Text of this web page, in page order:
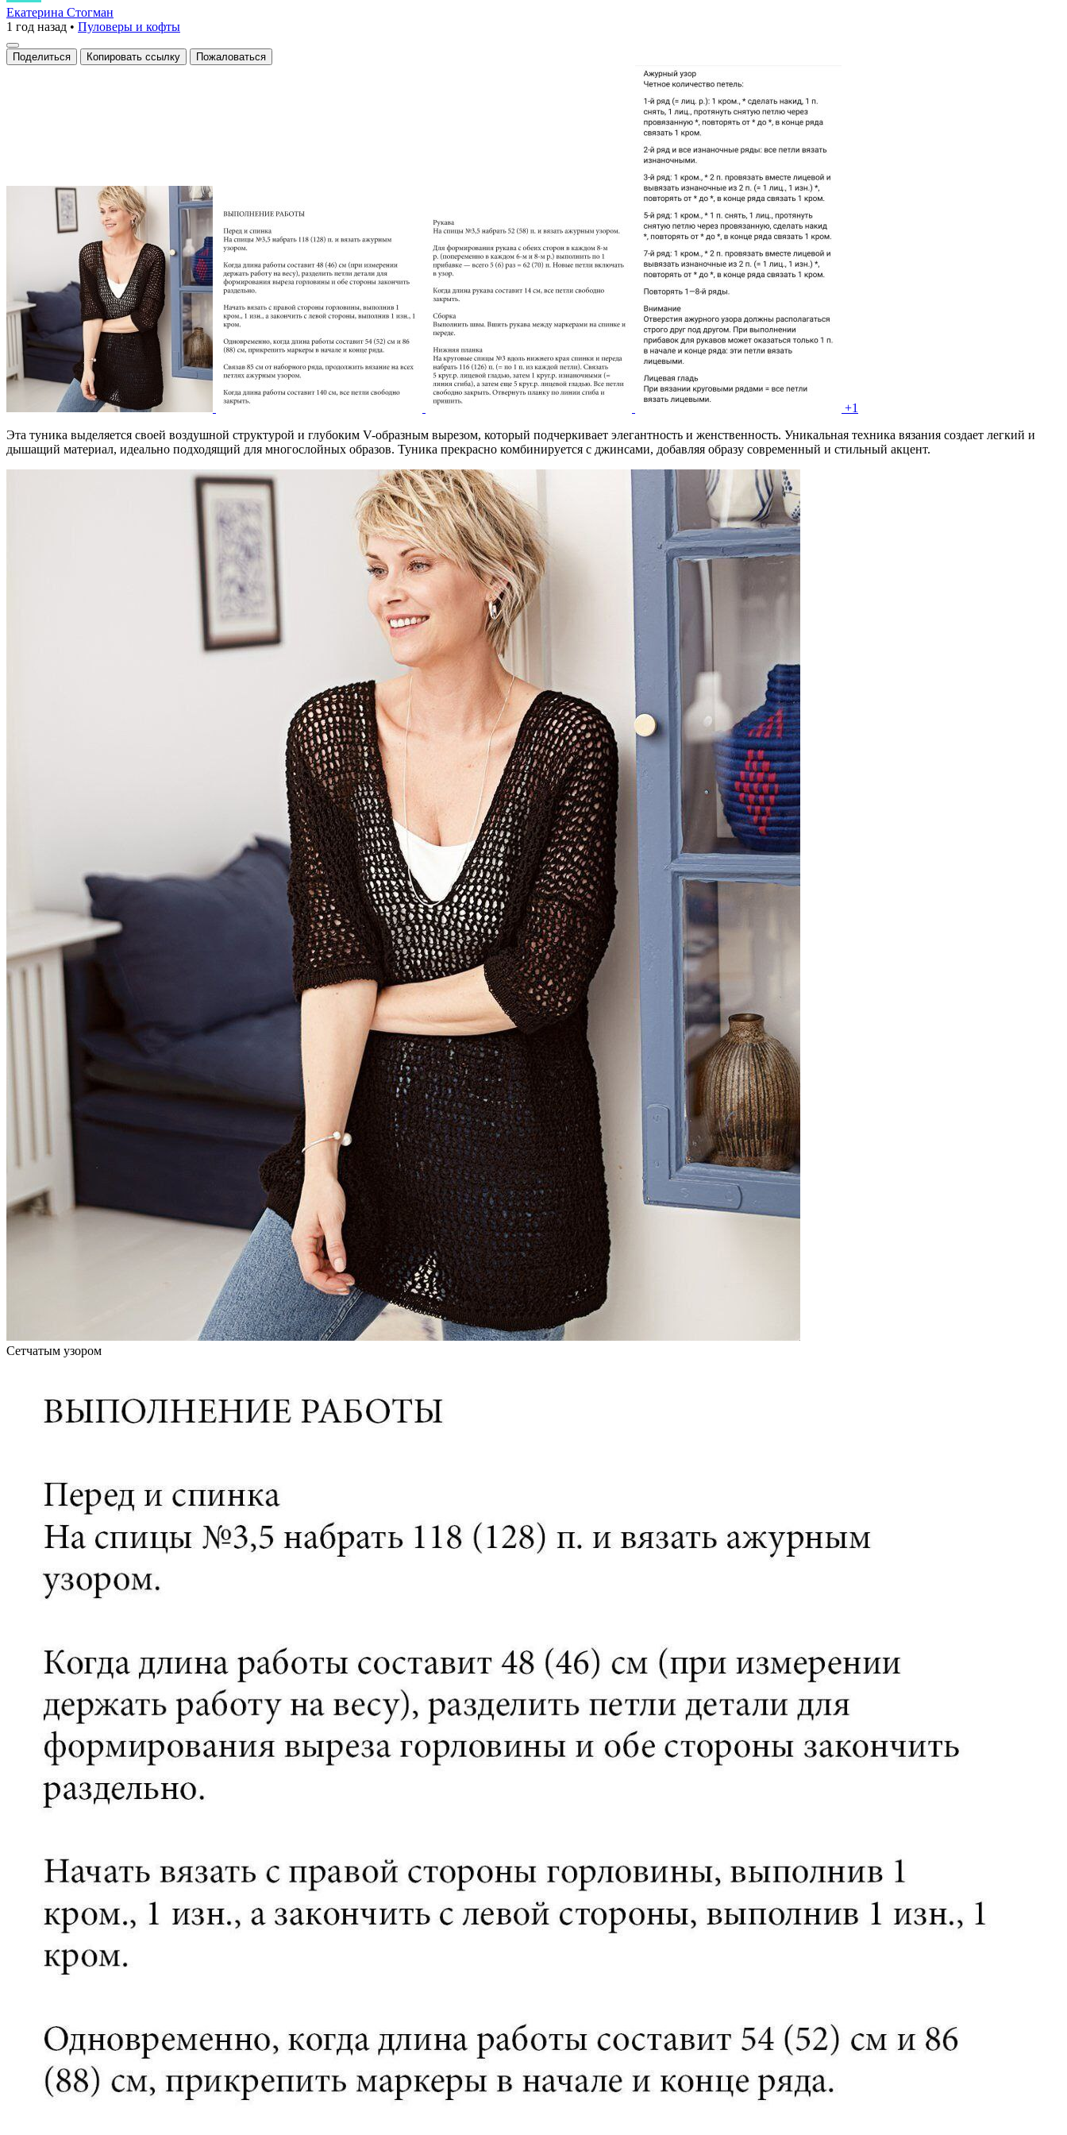
из
ажурной
вязки
Екатерина Стогман
1 год назад • Пуловеры и кофты
Поделиться Копировать ссылку Пожаловаться
+1
Эта туника выделяется своей воздушной структурой и глубоким V-образным вырезом, который подчеркивает элегантность и женственность. Уникальная техника вязания создает легкий и
дышащий материал, идеально подходящий для многослойных образов. Туника прекрасно комбинируется с джинсами, добавляя образу современный и стильный акцент.
Сетчатым узором